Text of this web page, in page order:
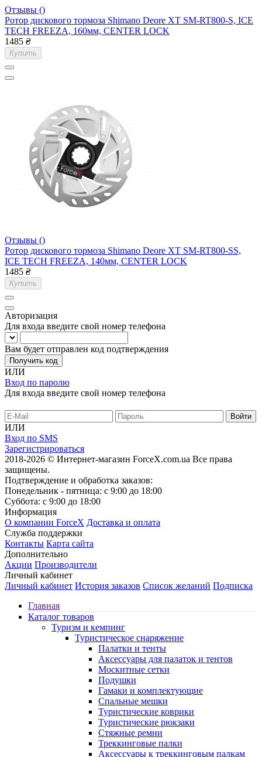
Отзывы ()
Ротор дискового тормоза Shimano Deore XT SM-RT800-S, ICE
TECH FREEZA, 160мм, CENTER LOCK
1485 ₴
Купить
Отзывы ()
Ротор дискового тормоза Shimano Deore XT SM-RT800-SS,
ICE TECH FREEZA, 140мм, CENTER LOCK
1485 ₴
Купить
Авторизация
Для входа введите свой номер телефона
Вам будет отправлен код подтверждения
Получить код
ИЛИ
Вход по паролю
Для входа введите свой номер телефона
ИЛИ
Вход по SMS
Зарегистрироваться
2018-2026 © Интернет-магазин ForceX.com.ua Все права
защищены.
Подтверждение и обработка заказов:
Понедельник - пятница: с 9:00 до 18:00
Суббота: с 9:00 до 18:00
Информация
О компании ForceX Доставка и оплата
Служба поддержки
Контакты Карта сайта
Дополнительно
Акции Производители
Личный кабинет
Личный кабинет История заказов Список желаний Подписка
Главная
Каталог товаров
Туризм и кемпинг
Туристическое снаряжение
Палатки и тенты
Аксессуары для палаток и тентов
Москитные сетки
Подушки
Гамаки и комплектующие
Спальные мешки
Туристические коврики
Туристические рюкзаки
Стяжные ремни
Треккинговые палки
Аксессуары к треккинговым палкам